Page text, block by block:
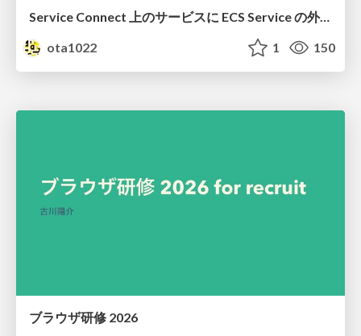
Service Connect 上のサービスに ECS Service の外側から到達できなかった話
ota1022
1 150
ブラウザ研修 2026